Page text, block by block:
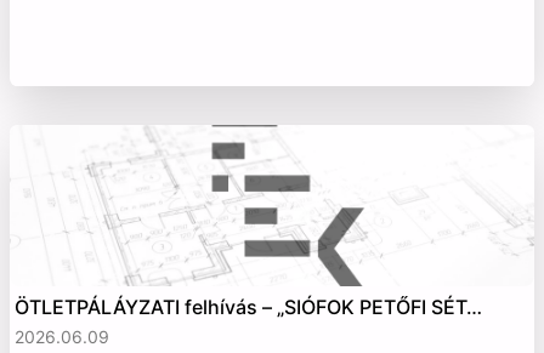
ÖTLETPÁLÁYZATI felhívás – „SIÓFOK PETŐFI SÉT…
2026.06.09